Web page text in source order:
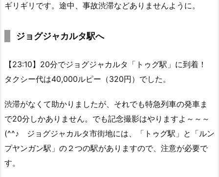
ギリギリです。途中、事故渋滞などありませんように。
ジョグジャカルタ駅へ
【23:10】20分でジョグジャカルタ「トゥグ駅」に到着！
タクシー代は40,000ルピー（320円）でした。
渋滞がなくて助かりましたが、それでも特急列車の発車ま
で20分しかありません。でも記念撮影はやりますよ～～～
(^^♪ ジョグジャカルタ市街地には、「トゥグ駅」と「ルン
プヤンガン駅」の２つの駅がありますので、注意が必要で
す。